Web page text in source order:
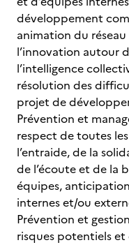
développement
animation du
l’innovation autour
l’intelligence
résolution des
projet de
Prévention et
respect de toutes
l’entraide, de la
de l’écoute et de la
équipes,
internes et/ou
Prévention et
risques potentiels